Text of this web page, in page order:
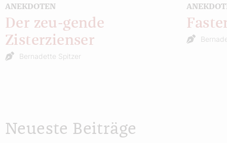
ANEKDOTEN
Der zeu-gende
Zisterzienser
Bernadette Spitzer
Neueste Beiträge